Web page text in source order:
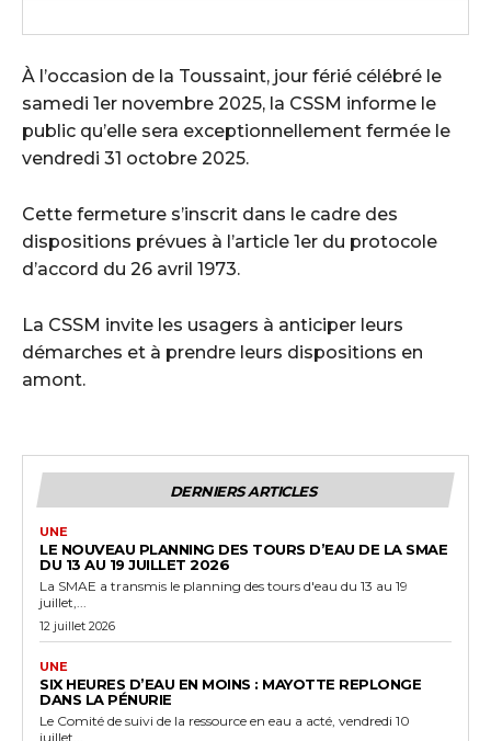
À l’occasion de la Toussaint, jour férié célébré le
samedi 1er novembre 2025, la CSSM informe le
public qu’elle sera exceptionnellement fermée le
vendredi 31 octobre 2025.
Cette fermeture s’inscrit dans le cadre des
dispositions prévues à l’article 1er du protocole
d’accord du 26 avril 1973.
La CSSM invite les usagers à anticiper leurs
démarches et à prendre leurs dispositions en
amont.
DERNIERS ARTICLES
UNE
LE NOUVEAU PLANNING DES TOURS D’EAU DE LA SMAE
DU 13 AU 19 JUILLET 2026
La SMAE a transmis le planning des tours d'eau du 13 au 19
juillet,...
12 juillet 2026
UNE
SIX HEURES D’EAU EN MOINS : MAYOTTE REPLONGE
DANS LA PÉNURIE
Le Comité de suivi de la ressource en eau a acté, vendredi 10
juillet...